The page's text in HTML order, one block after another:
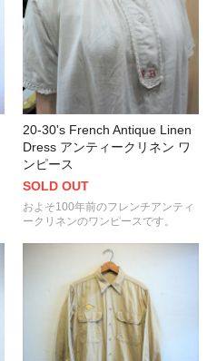
20-30's French Antique Linen
Dress アンティークリネン ワ
ンピース
SOLD OUT
およそ100年前のフレンチアンティ
ークリネンのワンピースです。